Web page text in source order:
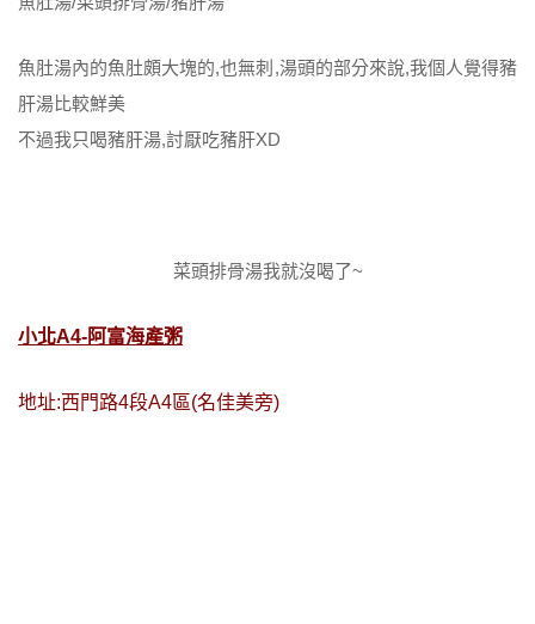
魚肚湯內的魚肚頗大塊的,也無刺,湯頭的部分來說,我個人覺得豬
肝湯比較鮮美
不過我只喝豬肝湯,討厭吃豬肝XD
菜頭排骨湯我就沒喝了~
小北A4-阿富海產粥
地址:西門路4段A4區(名佳美旁)